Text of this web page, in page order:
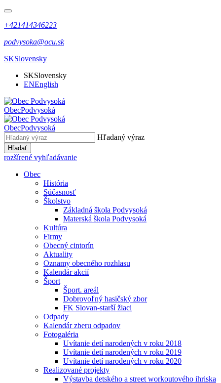
+421414346223
podvysoka@ocu.sk
SKSlovensky
SKSlovensky
ENEnglish
ObecPodvysoká
ObecPodvysoká
Hľadaný výraz
Hľadať
rozšírené vyhľadávanie
Obec
História
Súčasnosť
Školstvo
Základná škola Podvysoká
Materská škola Podvysoká
Kultúra
Firmy
Obecný cintorín
Aktuality
Oznamy obecného rozhlasu
Kalendár akcií
Šport
Šport. areál
Dobrovoľný hasičský zbor
FK Slovan-starší žiaci
Odpady
Kalendár zberu odpadov
Fotogaléria
Uvítanie detí narodených v roku 2018
Uvítanie detí narodených v roku 2019
Uvítanie detí narodených v roku 2020
Realizované projekty
Výstavba detského a street workoutového ihriska